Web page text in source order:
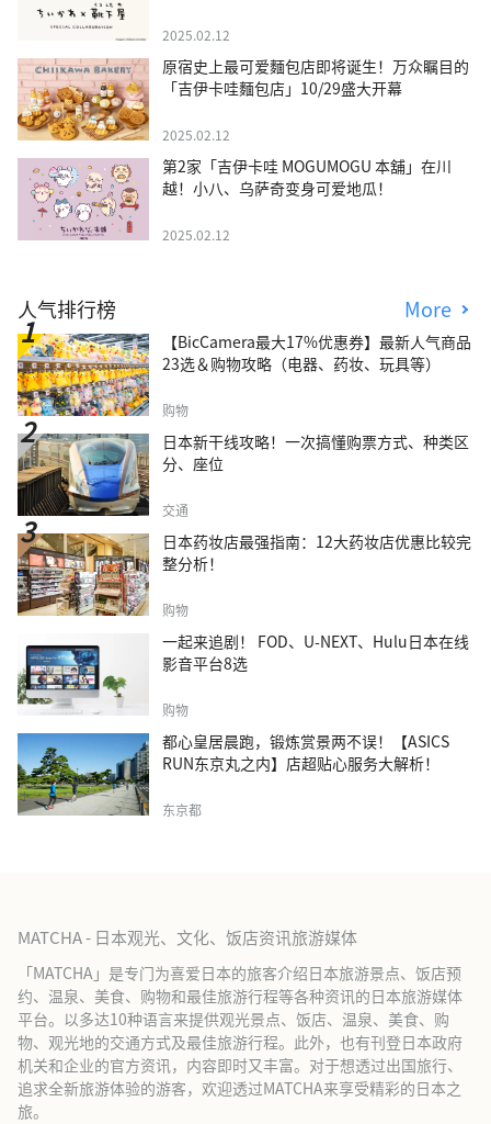
2025.02.12
原宿史上最可爱麵包店即将诞生！万众瞩目的
「吉伊卡哇麵包店」10/29盛大开幕
2025.02.12
第2家「吉伊卡哇 MOGUMOGU 本舖」在川
越！小八、乌萨奇变身可爱地瓜！
2025.02.12
人气排行榜 More
【BicCamera最大17%优惠券】最新人气商品
23选＆购物攻略（电器、药妆、玩具等）
购物
日本新干线攻略！一次搞懂购票方式、种类区
分、座位
交通
日本药妆店最强指南：12大药妆店优惠比较完
整分析！
购物
一起来追剧！ FOD、U-NEXT、Hulu日本在线
影音平台8选
购物
都心皇居晨跑，锻炼赏景两不误！【ASICS
RUN东京丸之内】店超贴心服务大解析！
东京都
MATCHA - 日本观光、文化、饭店资讯旅游媒体
「MATCHA」是专门为喜爱日本的旅客介绍日本旅游景点、饭店预
约、温泉、美食、购物和最佳旅游行程等各种资讯的日本旅游媒体
平台。以多达10种语言来提供观光景点、饭店、温泉、美食、购
物、观光地的交通方式及最佳旅游行程。此外，也有刊登日本政府
机关和企业的官方资讯，内容即时又丰富。对于想透过出国旅行、
追求全新旅游体验的游客，欢迎透过MATCHA来享受精彩的日本之
旅。